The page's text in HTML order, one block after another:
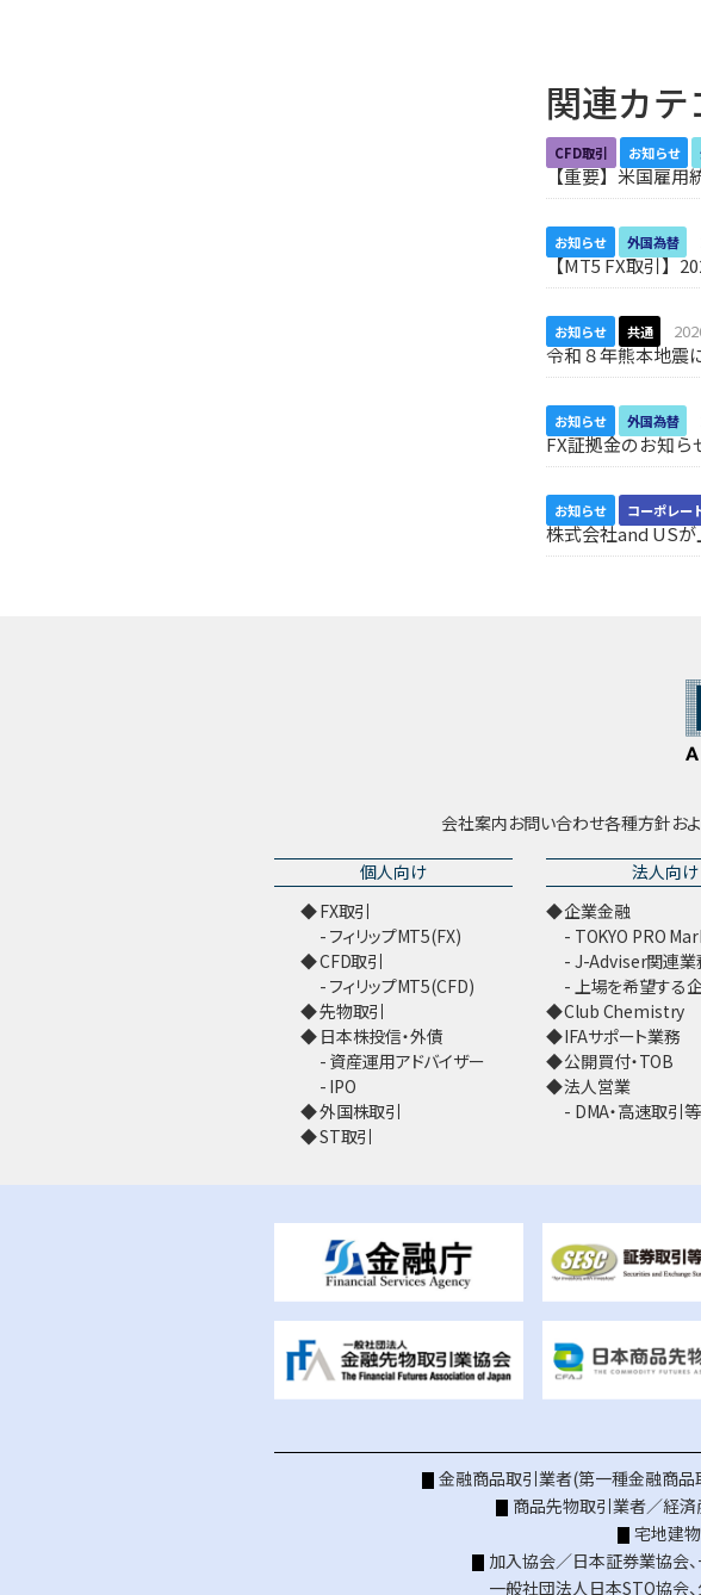
関連カ
CFD取引 お知らせ
【重要】米国雇用
お知らせ 外国為替
【MT5 FX取引】
お知らせ 共通
令和８年熊本地震
お知らせ 外国為替
FX証拠金のお知ら
お知らせ コーポレー
株式会社and USが
会社案内お問い合わせ各種方針お
個人向け
FX取引
フィリップMT5(FX)
CFD取引
フィリップMT5(CFD)
先物取引
日本株投信・外債
資産運用アドバイザー
IPO
外国株取引
ST取引
法人向け
企業金融
TOKYO PRO
J-Adviser関連業
上場を希望する
Club Chemistry
IFAサポート業務
公開買付・TOB
法人営業
DMA・高速取引等
金融商品取引業者(第一種金融商品
商品先物取引業者／経
宅地建
加入協会／日本証券業協会、
一般社団法人日本STO協会、